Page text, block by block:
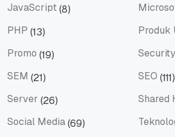
JavaScript(8)
PHP (13) Produk
Promo (19) Security
SEM (21) SEO (111)
Server (26) Shared
Social Media(69)